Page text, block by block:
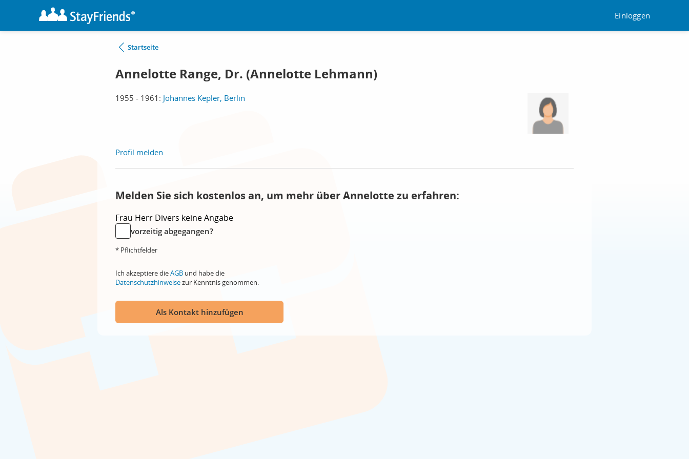
Einloggen
Startseite
Annelotte Range, Dr. (Annelotte Lehmann)
1955 - 1961: Johannes Kepler, Berlin
Profil melden
Melden Sie sich kostenlos an, um mehr über Annelotte zu erfahren:
Frau Herr Divers keine Angabe
vorzeitig abgegangen?
* Pflichtfelder
Ich akzeptiere dieAGB und habe die
Datenschutzhinweisezur Kenntnis genommen.
Als Kontakt hinzufügen